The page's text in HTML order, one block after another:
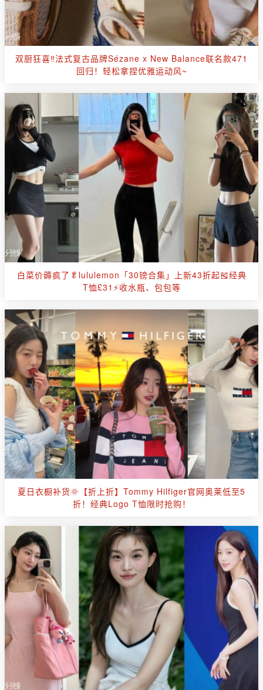
双厨狂喜‼法式复古品牌Sézane x New Balance联名款471
回归！轻松拿捏优雅运动风~
白菜价薅疯了🥬lululemon「30镑合集」上新43折起🎽经典
T恤£31⚡收水瓶、包包等
夏日衣橱补货🌞【折上折】Tommy Hilfiger官网奥莱低至5
折！经典Logo T恤限时抢购！